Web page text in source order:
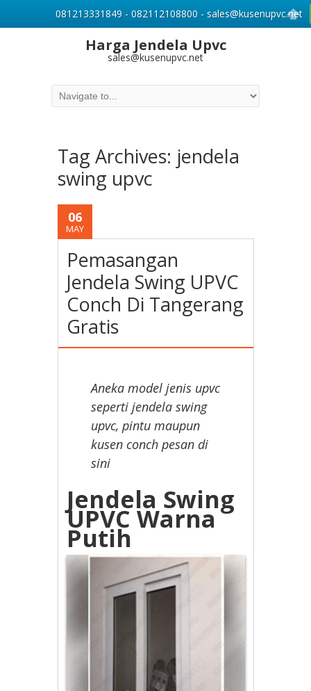
Harga Jendela Upvc
sales@kusenupvc.net
Tag Archives: jendela
swing upvc
06
MAY
Pemasangan
Jendela Swing UPVC
Conch Di Tangerang
Gratis
Aneka model jenis upvc
seperti jendela swing
upvc, pintu maupun
kusen conch pesan di
sini
Jendela Swing
UPVC Warna
Putih
081213331849 - 082112108800 - sales@kusenupvc.net